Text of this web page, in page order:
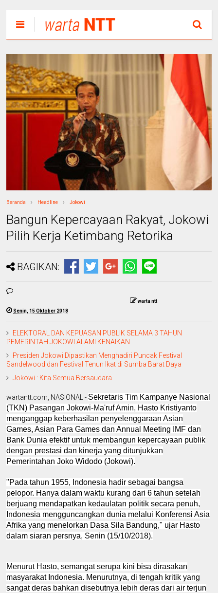
Beranda Headline Jokowi
Bangun Kepercayaan Rakyat, Jokowi
Pilih Kerja Ketimbang Retorika
BAGIKAN:
warta ntt
Senin, 15 Oktober 2018
ELEKTORAL DAN KEPUASAN PUBLIK SELAMA 3 TAHUN
PEMERINTAH JOKOWI ALAMI KENAIKAN
Presiden Jokowi Dipastikan Menghadiri Puncak Festival
Sandelwood dan Festival Tenun Ikat di Sumba Barat Daya
Jokowi : Kita Semua Bersaudara
wartantt.com, NASIONAL - Sekretaris Tim Kampanye Nasional
(TKN) Pasangan Jokowi-Ma'ruf Amin, Hasto Kristiyanto
menganggap keberhasilan penyelenggaraan Asian
Games, Asian Para Games dan Annual Meeting IMF dan
Bank Dunia efektif untuk membangun kepercayaan publik
dengan prestasi dan kinerja yang ditunjukkan
Pemerintahan Joko Widodo (Jokowi).
"Pada tahun 1955, Indonesia hadir sebagai bangsa
pelopor. Hanya dalam waktu kurang dari 6 tahun setelah
berjuang mendapatkan kedaulatan politik secara penuh,
Indonesia mengguncangkan dunia melalui Konferensi Asia
Afrika yang menelorkan Dasa Sila Bandung," ujar Hasto
dalam siaran persnya, Senin (15/10/2018).
Menurut Hasto, semangat serupa kini bisa dirasakan
masyarakat Indonesia. Menurutnya, di tengah kritik yang
sangat deras bahkan disebutnya lebih deras dari air terjun